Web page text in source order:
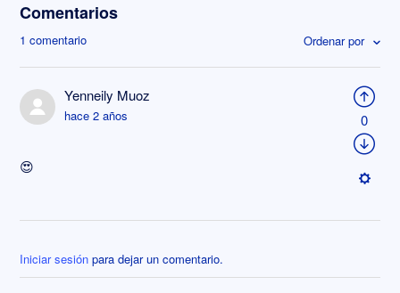
Comentarios
1 comentario Ordenar por
Yenneily Muoz
hace 2 años
😍
0
Iniciar sesión para dejar un comentario.